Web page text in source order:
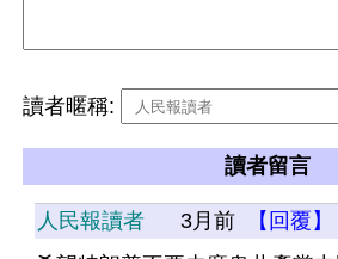
讀者暱稱:
讀者留言
人民報讀者 3月前
【回覆】